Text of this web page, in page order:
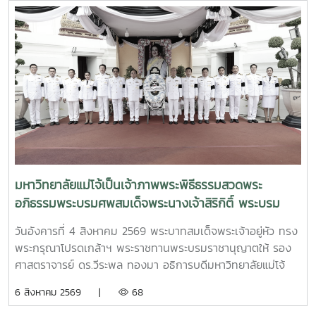
วิทยาศาสตร์ วิจัยและนวัตกรรม เป็นประธานเปิดงาน ณ โรงแรม
เซ็นทารา แกรนด์ แอท เซ็นทรัลพลาซ่าลาดพร้าว กทม.สำหรับ
การประชุม Thai University Presidential Forum 2026 มี
นายดนุพร ปุณณกันต์ ผู้ช่วยรัฐมนตรีประจำกระทรวง อว.
ทพญ.ศรีญาดา ปาลิมาพันธ์ ที่ปรึกษา รมว.อว. ศ.ดร.ศุภชัย
ปทุมนากุล ปลัดกระทรวง อว. ดร.พันธุ์เพิ่มศักดิ์ อารุณี รองปลัด
กระทรวง อว. นางศรินยา สาขากร ผู้ช่วยปลัดกระทรวง อว.
คณะผู้บริหารหน่วยงานในกระทรวง อว. Professor Tan Eng
Chye, President, National University of Singapore
Professor Yang Bin , Vice Chancellor, Tsinghua
University Council Professor Tan Eng Chye อธิการบดี
มหาวิทยาลัยแห่งชาติสิงคโปร์ Professor Yang Bin รองประธาน
สภามหาวิทยาลัยชิงหวา ตลอดจนประธานที่ประชุมอธิการบดี ทั้ง
4 แห่ง ได้แก่ ที่ประชุมอธิการบดีแห่งประเทศไทย (ทปอ.) ที่ประชุม
อธิการบดีมหาวิทยาลัยราชภัฏ (ทปอ.มรภ.) ที่ประชุมอธิการบดี
มหาวิทยาลัยเทคโนโลยีราชมงคล (ทปอ.มทร.) สมาคมสถาบัน
แลกเปลี่ยนประสบการณ์ด้าน Reinventing University ผ่าน
มหาวิทยาลัยแม่โจ้เป็นเจ้าภาพพระพิธีธรรมสวดพระ
อภิธรรมพระบรมศพสมเด็จพระนางเจ้าสิริกิติ์ พระบรม
ราชินีนาถ พระบรมราชชนนีพันปีหลวง พร้อมเข้ากราบ
ถวายบังคมพระศพ สมเด็จพระเจ้าลูกเธอ เจ้าฟ้าพัชรกิติยา
ภา นเรนทิราเทพยวดี กรมหลวงราชสาริณีสิริพัชร มหา
วันอังคารที่ 4 สิงหาคม 2569 พระบาทสมเด็จพระเจ้าอยู่หัว ทรง
พระกรุณาโปรดเกล้าฯ พระราชทานพระบรมราชานุญาตให้ รอง
ศาสตราจารย์ ดร.วีระพล ทองมา อธิการบดีมหาวิทยาลัยแม่โจ้
บุคลากร รวมจำนวน 25 คน เป็นเจ้าภาพพระพิธีธรรมสวดพระ
6 สิงหาคม 2569 | 68